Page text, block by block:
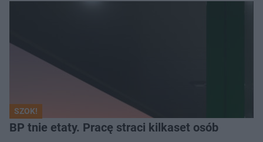
SZOK!
BP tnie etaty. Pracę straci kilkaset osób